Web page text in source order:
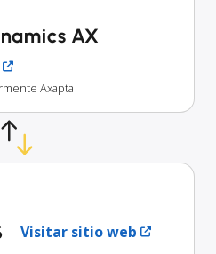
AX
Axapta
Visitar sitio web